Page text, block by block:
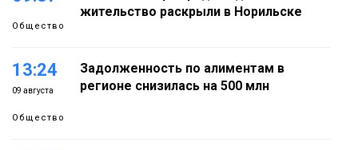
Общество
жительство раскрыли в Норильске
13:24
09 августа
Общество
Задолженность по алиментам в
регионе снизилась на 500 млн